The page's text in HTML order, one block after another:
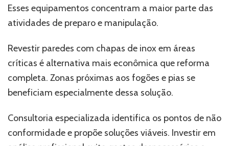
Esses equipamentos concentram a maior parte das
atividades de preparo e manipulação.
Revestir paredes com chapas de inox em áreas
críticas é alternativa mais econômica que reforma
completa. Zonas próximas aos fogões e pias se
beneficiam especialmente dessa solução.
Consultoria especializada identifica os pontos de não
conformidade e propõe soluções viáveis. Investir em